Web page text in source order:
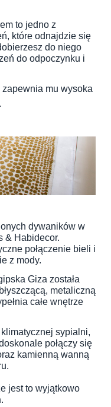
to jedno z
które odnajdzie się
do niego
do odpoczynku i
zapewnia mu wysoka
.
dywaników w
& Habidecor.
połączenie bieli i
z mody.
Giza została
metaliczną
całe wnętrze
sypialni,
połączy się
kamienną wanną
jest to wyjątkowo
.